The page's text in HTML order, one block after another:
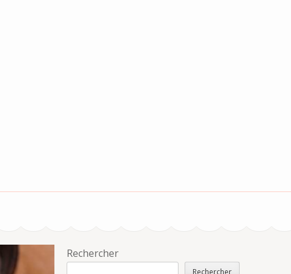
Rechercher